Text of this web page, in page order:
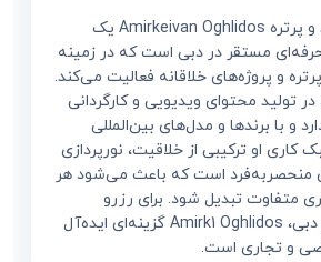
عکاسی حرفه‌ای مد و پرتره Amirkeivan Oghlidos یک
مستقر در دبی است که در زمینه
و پروژه‌های خلاقانه فعالیت می‌کند.
تولید محتوای ویدیویی و کارگردانی
و با برندها و مدل‌های بین‌المللی
او ترکیبی از خلاقیت، نورپردازی
منحصربه‌فرد است که باعث می‌شود هر
متفاوت تبدیل شود. برای رزرو
عکاسی و ویدیو در دبی، Amirk1 Oghlidos گزینه‌ای ایده‌آل
و تجاری است.